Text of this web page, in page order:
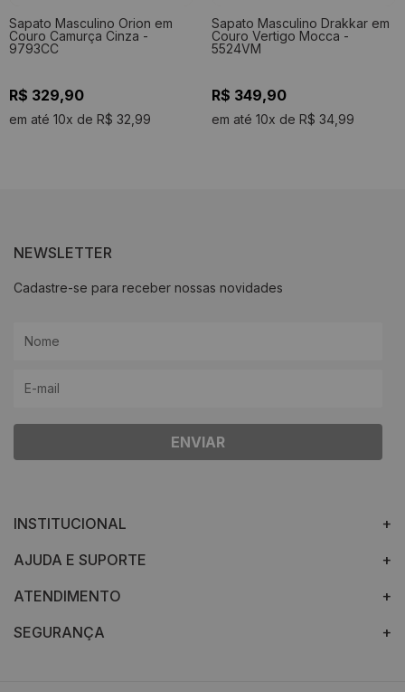
Sapato Masculino Orion em
Couro Camurça Cinza -
9793CC
R$ 329,90
em até 10x de R$ 32,99
Sapato Masculino Drakkar em
Couro Vertigo Mocca -
5524VM
R$ 349,90
em até 10x de R$ 34,99
NEWSLETTER
Cadastre-se para receber nossas novidades
ENVIAR
INSTITUCIONAL
AJUDA E SUPORTE
ATENDIMENTO
SEGURANÇA